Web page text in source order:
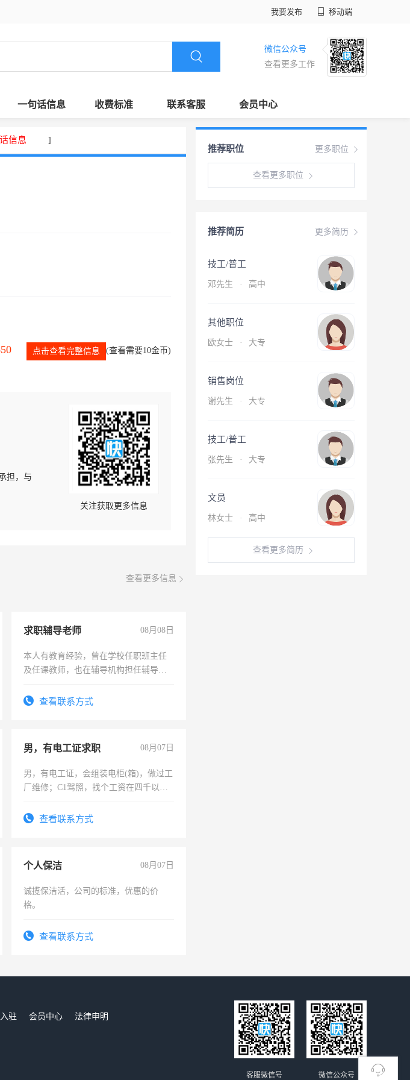
我要发布 移动端
微信公众号
查看更多工作
一句话信息 收费标准 联系客服 会员中心
信息 ]
点击查看完整信息 (查看需要10金币)
担，与
关注获取更多信息
查看更多信息
求职辅导老师 08月08日
本人有教育经验，曾在学校任职班主任
及任课教师，也在辅导机构担任辅导教
查看联系方式
男，有电工证求职 08月07日
男，有电工证，会组装电柜(箱)，做过工
厂维修；C1驾照，找个工资在四千以
电话查看联系方式
个人保洁 08月07日
诚揽保洁活，公司的标准，优惠的价
格。
查看联系方式
更多职位
推荐职位
查看更多职位
更多简历
推荐简历
技工/普工
邓先生 · 高中
其他职位
欧女士 · 大专
销售岗位
谢先生 · 大专
技工/普工
张先生 · 大专
文员
林女士 · 高中
查看更多简历
驻 会员中心
法律申明
微信公众号
客服微信号